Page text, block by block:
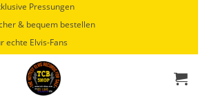
Pressungen
& bequem bestellen
echte Elvis-Fans